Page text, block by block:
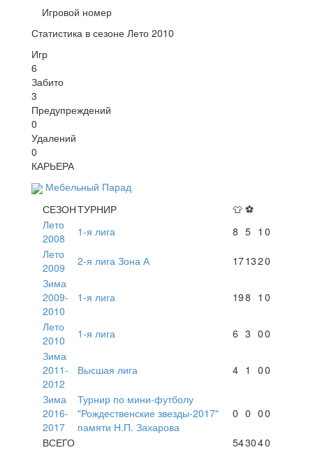
Игровой номер
Статистика в сезоне Лето 2010
Игр
6
Забито
3
Предупреждений
0
Удалений
0
КАРЬЕРА
Мебельный Парад
СЕЗОНТУРНИР 👕 ⚽
Лето
2008
1-я лига 8 5 1 0
Лето
2009
2-я лига Зона А 171320
Зима
2009-
2010
1-я лига 198 1 0
Лето
2010
1-я лига 6 3 00
Зима
2011-
2012
Высшая лига 4 1 00
Зима
2016-
2017
Турнир по мини-футболу
"Рождественские звезды-2017"
памяти Н.П. Захарова
0 0 00
ВСЕГО 543040